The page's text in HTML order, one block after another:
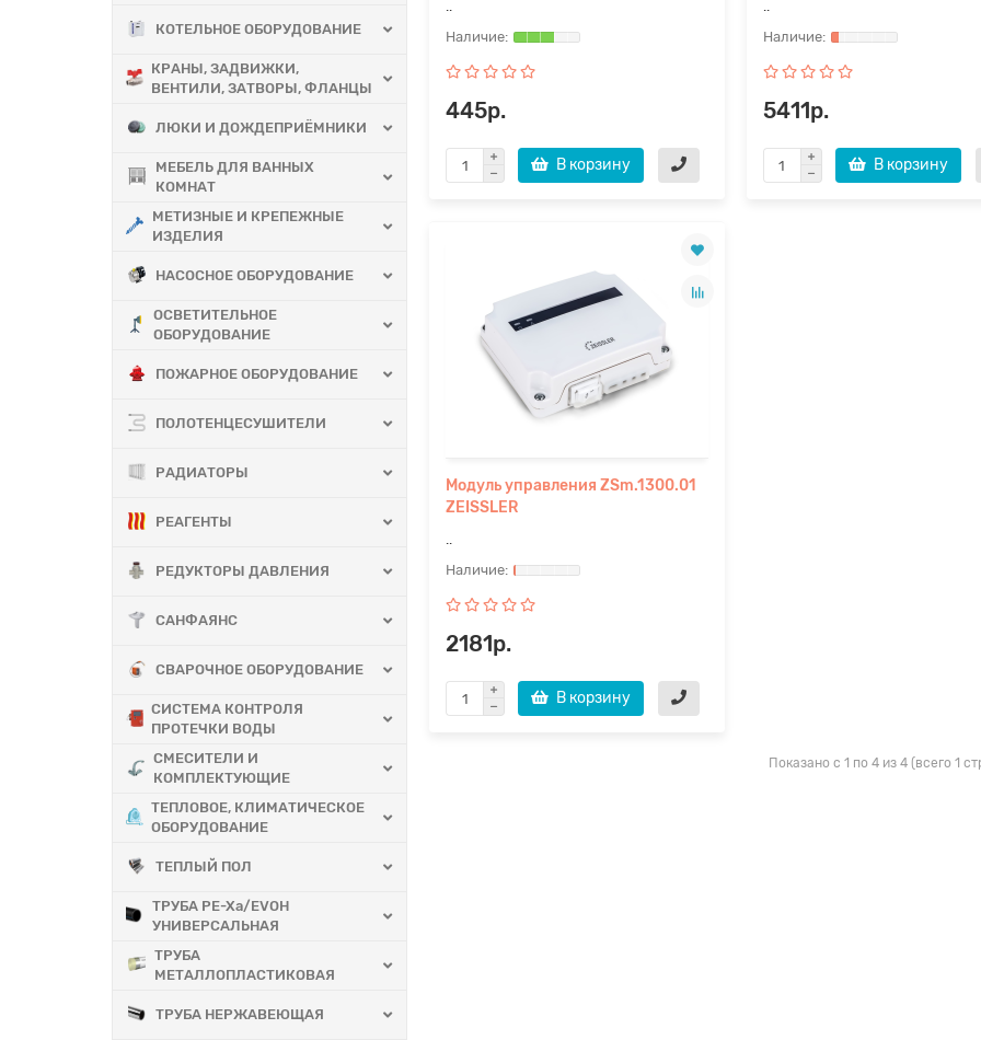
КОТЕЛЬНОЕ ОБОРУДОВАНИЕ
КРАНЫ, ЗАДВИЖКИ,
ВЕНТИЛИ, ЗАТВОРЫ, ФЛАНЦЫ
ЛЮКИ И ДОЖДЕПРИЁМНИКИ
МЕБЕЛЬ ДЛЯ ВАННЫХ
КОМНАТ
МЕТИЗНЫЕ И КРЕПЕЖНЫЕ
ИЗДЕЛИЯ
НАСОСНОЕ ОБОРУДОВАНИЕ
ОСВЕТИТЕЛЬНОЕ
ОБОРУДОВАНИЕ
ПОЖАРНОЕ ОБОРУДОВАНИЕ
ПОЛОТЕНЦЕСУШИТЕЛИ
РАДИАТОРЫ
РЕАГЕНТЫ
РЕДУКТОРЫ ДАВЛЕНИЯ
САНФАЯНС
СВАРОЧНОЕ ОБОРУДОВАНИЕ
СИСТЕМА КОНТРОЛЯ
ПРОТЕЧКИ ВОДЫ
СМЕСИТЕЛИ И
КОМПЛЕКТУЮЩИЕ
ТЕПЛОВОЕ, КЛИМАТИЧЕСКОЕ
ОБОРУДОВАНИЕ
ТЕПЛЫЙ ПОЛ
ТРУБА PE-Xa/EVOH
УНИВЕРСАЛЬНАЯ
ТРУБА
МЕТАЛЛОПЛАСТИКОВАЯ
ТРУБА НЕРЖАВЕЮЩАЯ
..
445р.
В корзину
..
5411р.
В корзину
Модуль управления ZSm.1300.01
ZEISSLER
..
2181р.
В корзину
Показано с 1 по 4 из 4 (всего 1